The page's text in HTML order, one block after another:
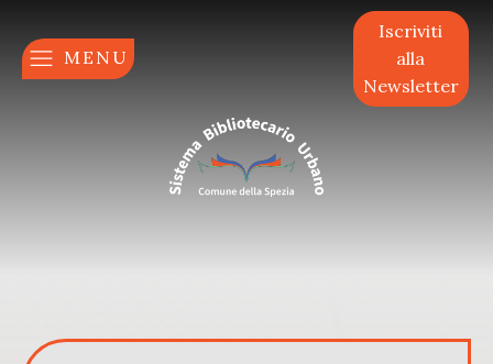
MENU
Iscriviti
alla
Newsletter